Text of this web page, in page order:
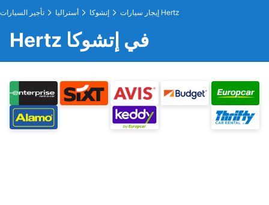
تأجير السيارات أستراليا إتشوكا إيجار سيارات Hertz
Hertz في إتشوكا